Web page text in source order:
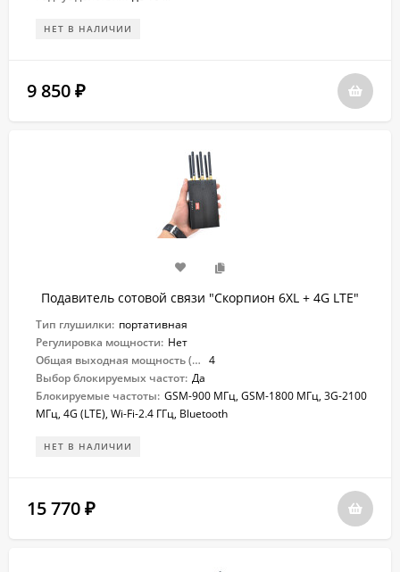
НЕТ В НАЛИЧИИ
9 850 ₽
Подавитель сотовой связи "Скорпион 6XL + 4G LTE"
Тип глушилки: портативная
Регулировка мощности: Нет
Общая выходная мощность (Вт): 4
Выбор блокируемых частот: Да
Блокируемые частоты: GSM-900 МГц, GSM-1800 МГц, 3G-2100
МГц, 4G (LTE), Wi-Fi-2.4 ГГц, Bluetooth
НЕТ В НАЛИЧИИ
15 770 ₽